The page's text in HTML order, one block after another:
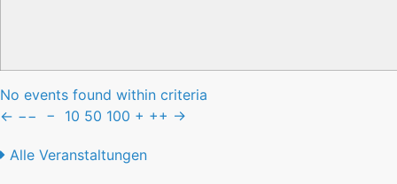
No events found within criteria
← −− − 10 50 100 + ++ →
Alle Veranstaltungen